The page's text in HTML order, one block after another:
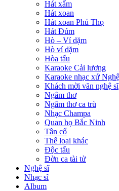
Hát xẩm
Hát xoan
Hát xoan Phú Thọ
Hát Đúm
Hò – Ví dặm
Hò ví dặm
Hòa tấu
Karaoke Cải lương
Karaoke nhạc xứ Nghệ
Khách mời văn nghệ sĩ
Ngâm thơ
Ngâm thơ ca trù
Nhạc Champa
Quan họ Bắc Ninh
Tân cổ
Thể loại khác
Độc tấu
Đờn ca tài tử
Nghệ sĩ
Nhạc sĩ
Album